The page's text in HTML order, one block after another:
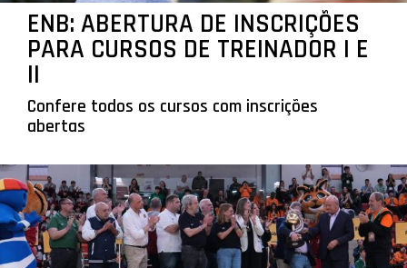
ENB: ABERTURA DE INSCRIÇÕES
PARA CURSOS DE TREINADOR I E
II
Confere todos os cursos com inscrições
abertas